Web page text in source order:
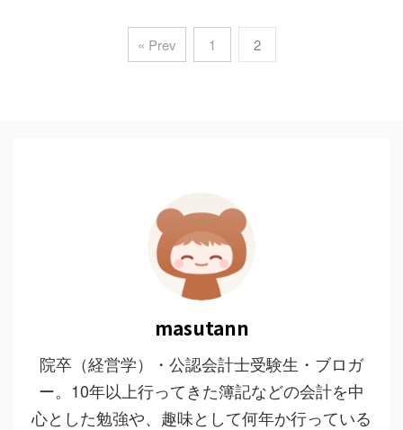
« Prev 1 2
masutann
院卒（経営学）・公認会計士受験生・ブロガ
ー。10年以上行ってきた簿記などの会計を中
心とした勉強や、趣味として何年か行っている